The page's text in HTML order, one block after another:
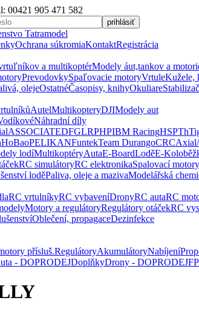
00421 905 471 582
Ochrana súkromiaKontaktRegistrácia
a multikoptérModely áut,tankov a
PrevodovkySpaľovacie motoryVrtuleKužele,
olejeOstatnéČasopisy, knihyOkuliare
AutelMultikopteryDJIModely aut
Náhradní díly
ASSOCIATEDFGLRPHPIBM RacingHSP
HoBaoPELIKANFuntekTeam DurangoCRC
lodíMultikoptéryAutaE-BoardLoděE-
RC simulátoryRC elektronikaSpalovací motory
loděPaliva, oleje a mazivaModelářská
RC vrtulníkyRC vybaveníDronyRC autaRC
Motory a regulátoryRegulátory otáčekRC
Oblečení, propagaceDezinfekce
přísluš.RegulátoryAkumulátoryNabíjení
- DOPRODEJDoplňkyDrony - DOPRODEJ